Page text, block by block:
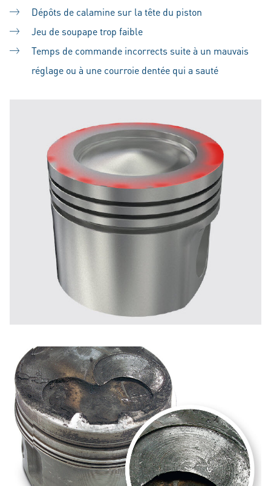
Dépôts de calamine sur la tête du piston
Jeu de soupape trop faible
Temps de commande incorrects suite à un mauvais
réglage ou à une courroie dentée qui a sauté